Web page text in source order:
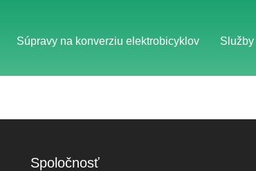
Súpravy na konverziu elektrobicyklov Služby
Spoločnosť